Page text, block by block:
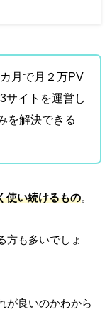
月で月２万PV
サイトを運営し
を解決できる
使い続けるもの。
方も多いでしょ
が良いのかわから